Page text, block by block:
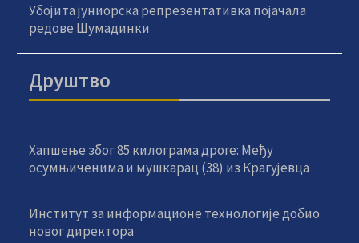
Убојита јуниорска репрезентативка појачала
редове Шумадинки
Друштво
Хапшење због 85 килограма дроге: Међу
осумњиченима и мушкарац (38) из Крагујевца
Институт за информационе технологије добио
новог директора